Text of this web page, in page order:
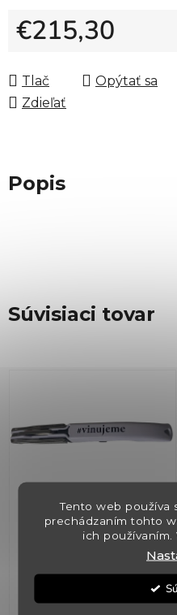
Tento web používa
prechádzaním tohto
ich
€215,30
Tlač
Opýtať sa
Zdieľať
Popis
Súvisiaci tovar
Otvarák na víno s
logom Vinujeme
✅ Skladom(>5 ks)